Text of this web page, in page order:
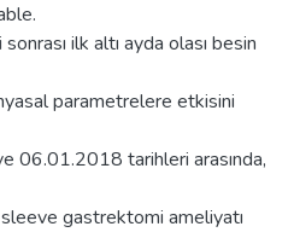
ilk altı ayda olası besin
parametrelere etkisini
06.01.2018 tarihleri arasında,
gastrektomi ameliyatı